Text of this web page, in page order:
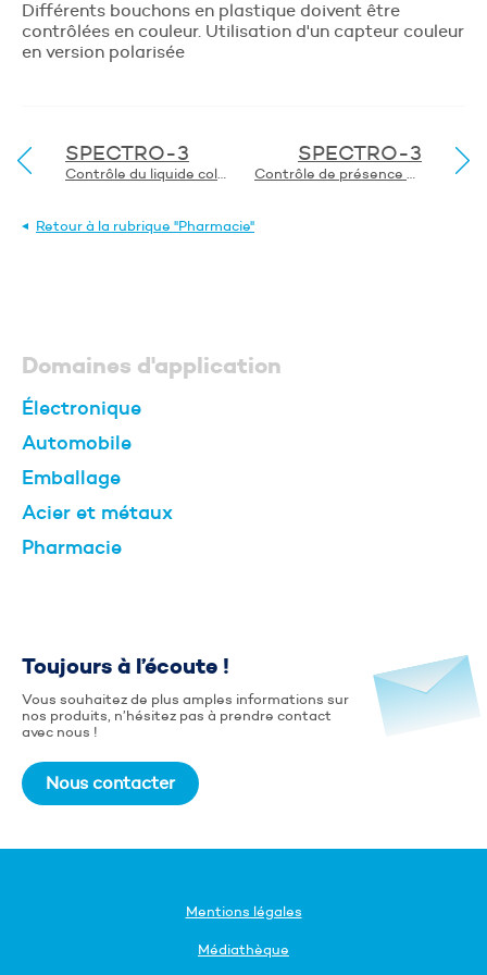
Envoyer
Différents bouchons en plastique doivent être
contrôlées en couleur. Utilisation d'un capteur couleur
en version polarisée
SPECTRO-3 SPECTRO-3
Retour à la rubrique "Pharmacie"
Domaines d'application
Électronique
Automobile
Emballage
Acier et métaux
Pharmacie
Toujours à l’écoute !
Vous souhaitez de plus amples informations sur
nos produits, n’hésitez pas à prendre contact
avec nous !
Nous contacter
Mentions légales
Médiathèque